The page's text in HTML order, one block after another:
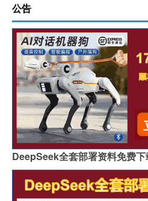
公告
DeepSeek全套部署资料免费下